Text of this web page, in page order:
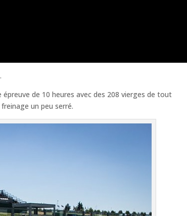
de 10 heures avec des 208 vierges de tout
un peu serré.